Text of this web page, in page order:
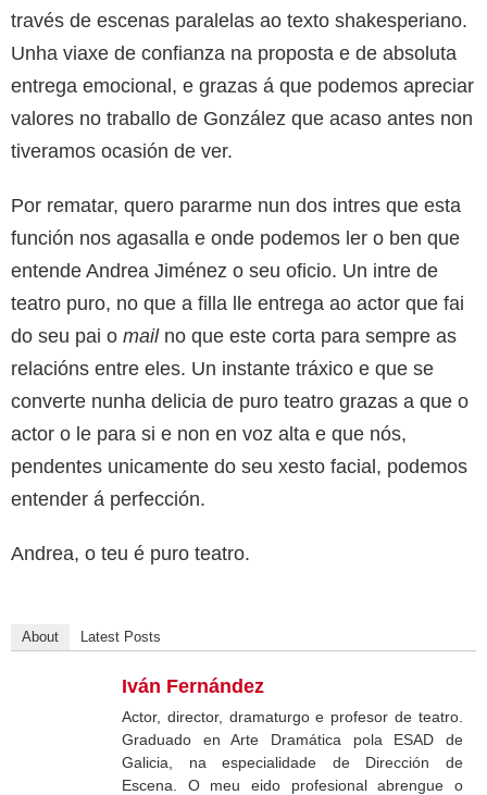
través de escenas paralelas ao texto shakesperiano.
Unha viaxe de confianza na proposta e de absoluta
entrega emocional, e grazas á que podemos apreciar
valores no traballo de González que acaso antes non
tiveramos ocasión de ver.
Por rematar, quero pararme nun dos intres que esta
función nos agasalla e onde podemos ler o ben que
entende Andrea Jiménez o seu oficio. Un intre de
teatro puro, no que a filla lle entrega ao actor que fai
do seu pai o mailno que este corta para sempre as
relacións entre eles. Un instante tráxico e que se
converte nunha delicia de puro teatro grazas a que o
actor o le para si e non en voz alta e que nós,
pendentes unicamente do seu xesto facial, podemos
entender á perfección.
Andrea, o teu é puro teatro.
About Latest Posts
Iván Fernández
Actor, director, dramaturgo e profesor de teatro.
Graduado en Arte Dramática pola ESAD de
Galicia, na especialidade de Dirección de
Escena. O meu eido profesional abrengue o